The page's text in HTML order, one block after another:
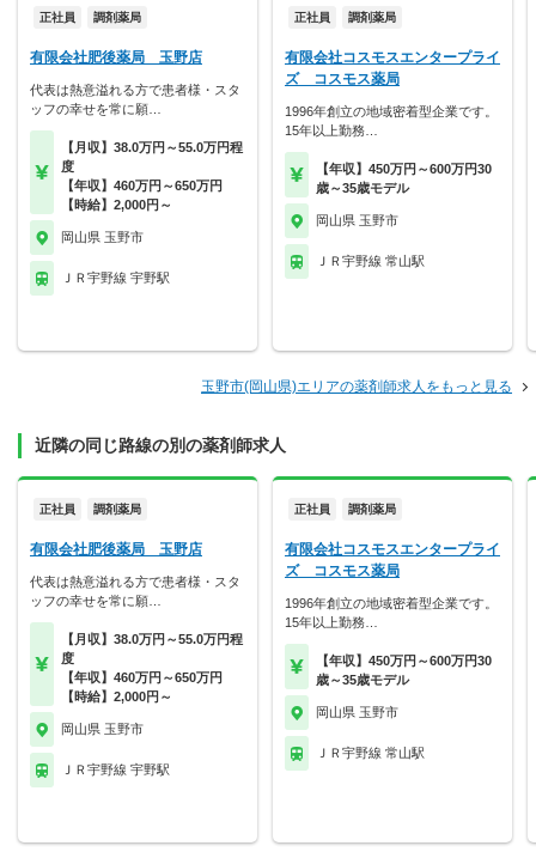
正社員 調剤薬局
有限会社肥後薬局 玉野店
代表は熱意溢れる方で患者様・スタ
ッフの幸せを常に願…
【月収】38.0万円～55.0万円程
度
【年収】460万円～650万円
【時給】2,000円～
岡山県 玉野市
ＪＲ宇野線 宇野駅
正社員 調剤薬局
有限会社コスモスエンタープライ
ズ コスモス薬局
1996年創立の地域密着型企業です。
15年以上勤務…
【年収】450万円～600万円30
歳～35歳モデル
岡山県 玉野市
ＪＲ宇野線 常山駅
玉野市(岡山県)エリアの薬剤師求人をもっと見る
近隣の同じ路線の別の薬剤師求人
正社員 調剤薬局
有限会社肥後薬局 玉野店
代表は熱意溢れる方で患者様・スタ
ッフの幸せを常に願…
【月収】38.0万円～55.0万円程
度
【年収】460万円～650万円
【時給】2,000円～
岡山県 玉野市
ＪＲ宇野線 宇野駅
正社員 調剤薬局
有限会社コスモスエンタープライ
ズ コスモス薬局
1996年創立の地域密着型企業です。
15年以上勤務…
【年収】450万円～600万円30
歳～35歳モデル
岡山県 玉野市
ＪＲ宇野線 常山駅